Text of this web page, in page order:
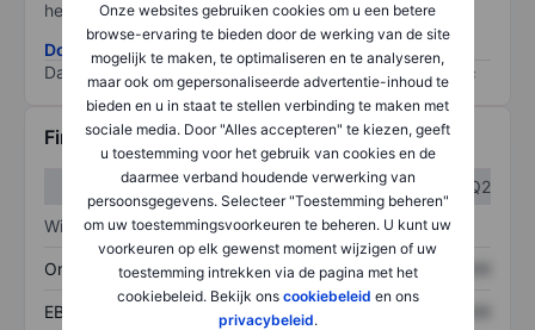
Onze websites gebruiken cookies om u een betere
browse-ervaring te bieden door de werking van de site
mogelijk te maken, te optimaliseren en te analyseren,
maar ook om gepersonaliseerde advertentie-inhoud te
bieden en u in staat te stellen verbinding te maken met
sociale media. Door "Alles accepteren" te kiezen, geeft
u toestemming voor het gebruik van cookies en de
daarmee verband houdende verwerking van
persoonsgegevens. Selecteer "Toestemming beheren"
om uw toestemmingsvoorkeuren te beheren. U kunt uw
voorkeuren op elk gewenst moment wijzigen of uw
toestemming intrekken via de pagina met het
cookiebeleid. Bekijk ons cookiebeleid en ons
privacybeleid.
het grootste risico).
Download de ESG-risicomethodologie
Data provided by
/
Financiële gegevens
Q1
Q2
Winst/verlies
Omzet XXXXXXX XXXXXXX
EBITDA XXXXXXX